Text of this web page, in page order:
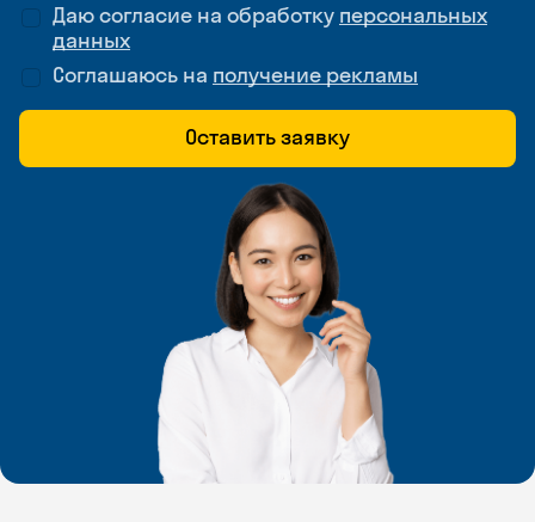
Даю согласие на обработку персональных
данных
Соглашаюсь на получение рекламы
Оставить заявку